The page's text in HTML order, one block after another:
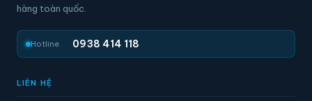
hàng toàn quốc.
Hotline 0938 414 118
LIÊN HỆ